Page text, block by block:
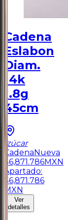
Cadena
Eslabon
Diam.
14k
1.8g
45cm
Izúcar
Cadena Nueva
$6,871.786MXN
Apartado:
$6,871.786
MXN
Ver
detalles